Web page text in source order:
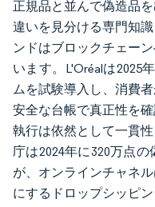
正規品と並んで偽造品
違いを見分ける専門知
ンドはブロックチェー
います。L'Oréalは2025
ムを試験導入し、消費
安全な台帳で真正性を
執行は依然として一貫
庁は2024年に320万点
が、オンラインチャネ
にするドロップシッピ